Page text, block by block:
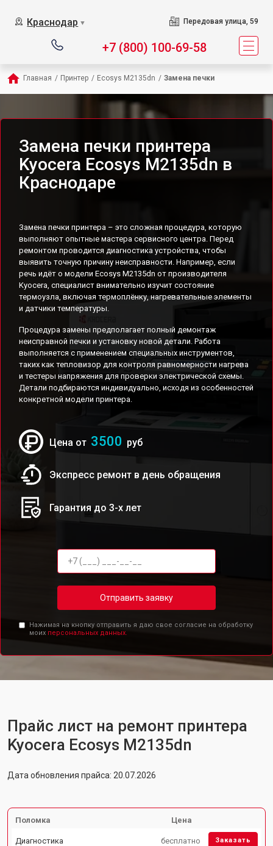
Краснодар ▼ Передовая улица, 59
+7 (800) 100-69-58
Главная / Принтер / Ecosys M2135dn / Замена печки
Замена печки принтера
Kyocera Ecosys M2135dn в
Краснодаре
Замена печки принтера – это сложная процедура, которую
выполняют опытные мастера сервисного центра. Перед
ремонтом проводится диагностика устройства, чтобы
выявить точную причину неисправности. Например, если
речь идёт о модели Ecosys M2135dn от производителя
Kyocera, специалист внимательно изучит состояние
термоузла, включая термоплёнку, нагревательные элементы
и датчики температуры.
Процедура замены предполагает полный демонтаж
неисправной печки и установку новой детали. Работа
выполняется с применением специальных инструментов,
таких как тепловизор для контроля равномерности нагрева
и тестеры напряжения для проверки электрической схемы.
Детали подбираются индивидуально, исходя из особенностей
конкретной модели принтера.
Цена от 3500 руб
Экспресс ремонт в день обращения
Гарантия до 3-х лет
Отправить заявку
Нажимая на кнопку отправить я даю свое согласие на обработку
моих персональных данных.
Прайс лист на ремонт принтера
Kyocera Ecosys M2135dn
Дата обновления прайса: 20.07.2026
Поломка Цена
Диагностика бесплатно Заказать